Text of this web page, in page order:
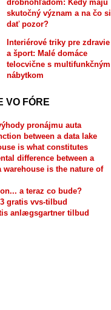
drobnohľadom: Kedy majú
skutočný význam a na čo si
dať pozor?
Interiérové triky pre zdravie
a šport: Malé domáce
telocvične s multifunkčným
nábytkom
VO FÓRE
pronájmu auta
between a data lake
is what constitutes
difference between a
warehouse is the nature of
a teraz co bude?
gratis vvs-tilbud
anlægsgartner tilbud